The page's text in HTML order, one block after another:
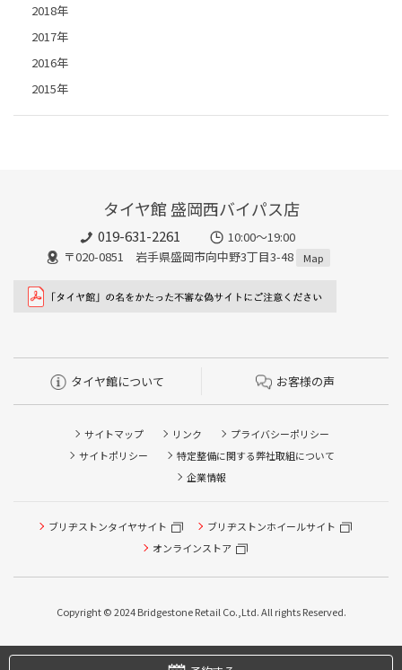
2018年
2017年
2016年
2015年
タイヤ館 盛岡西バイパス店
019-631-2261
10:00～19:00
〒020-0851 岩手県盛岡市向中野3丁目3-48
Map
タイヤ館について お客様の声
サイトマップ リンク
プライバシーポリシー
サイトポリシー
特定整備に関する弊社取組について
企業情報
ブリヂストンタイヤサイト
ブリヂストンホイールサイト
オンラインストア
Copyright © 2024 Bridgestone Retail Co.,Ltd. All rights Reserved.
ピット作業の予約